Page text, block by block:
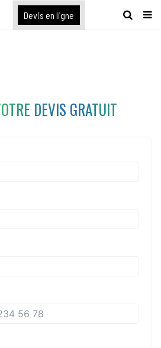
Devis en ligne
DEVIS GRATUIT